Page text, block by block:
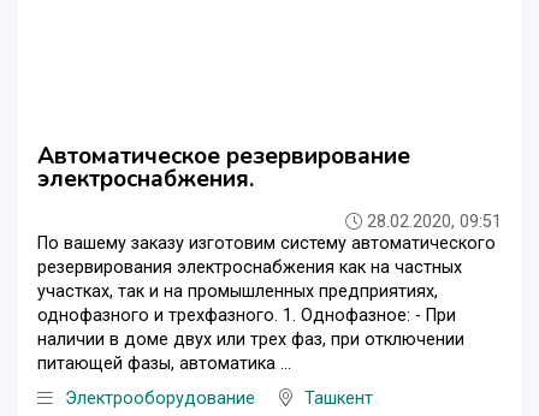
Автоматическое резервирование
электроснабжения.
28.02.2020, 09:51
По вашему заказу изготовим систему автоматического
резервирования электроснабжения как на частных
участках, так и на промышленных предприятиях,
однофазного и трехфазного. 1. Однофазное: - При
наличии в доме двух или трех фаз, при отключении
питающей фазы, автоматика ...
Электрооборудование
Ташкент